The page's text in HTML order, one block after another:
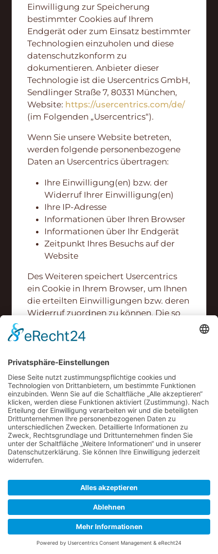
Einwilligung zur Speicherung
bestimmter Cookies auf Ihrem
Endgerät oder zum Einsatz bestimmter
Technologien einzuholen und diese
datenschutzkonform zu
dokumentieren. Anbieter dieser
Technologie ist die Usercentrics GmbH,
Sendlinger Straße 7, 80331 München,
Website: https://usercentrics.com/de/
(im Folgenden „Usercentrics“).
Wenn Sie unsere Website betreten,
werden folgende personenbezogene
Daten an Usercentrics übertragen:
Ihre Einwilligung(en) bzw. der
Widerruf Ihrer Einwilligung(en)
Ihre IP-Adresse
Informationen über Ihren Browser
Informationen über Ihr Endgerät
Zeitpunkt Ihres Besuchs auf der
Website
Des Weiteren speichert Usercentrics
ein Cookie in Ihrem Browser, um Ihnen
die erteilten Einwilligungen bzw. deren
Widerruf zuordnen zu können. Die so
bis Sie uns zur Löschung auffordern,
oder der Zweck für die
Datenspeicherung entfällt. Zwingende
gesetzliche Aufbewahrungspflichten
bleiben unberührt.
Der Einsatz von Usercentrics erfolgt,
um die gesetzlich vorgeschriebenen
Einwilligungen für den Einsatz
bestimmter Technologien einzuholen.
lit. c DSGVO.
Auftragsverarbeitung
Wir haben einen Vertrag über
Auftragsverarbeitung (AVV) mit dem
oben genannten Anbieter geschlossen.